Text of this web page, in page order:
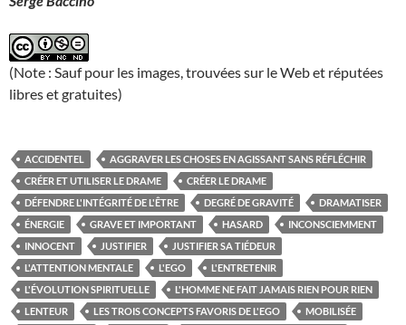
(Note : Sauf pour les images, trouvées sur le Web et réputées
libres et gratuites)
ACCIDENTEL
AGGRAVER LES CHOSES EN AGISSANT SANS RÉFLÉCHIR
CRÉER ET UTILISER LE DRAME
CRÉER LE DRAME
DÉFENDRE L'INTÉGRITÉ DE L'ÊTRE
DEGRÉ DE GRAVITÉ
DRAMATISER
ÉNERGIE
GRAVE ET IMPORTANT HASARD
INCONSCIEMMENT
INNOCENT
JUSTIFIER
JUSTIFIER SA TIÉDEUR
L'ATTENTION MENTALE
L'EGO
L'ENTRETENIR
L'ÉVOLUTION SPIRITUELLE
L'HOMME NE FAIT JAMAIS RIEN POUR RIEN
LENTEUR
LES TROIS CONCEPTS FAVORIS DE L'EGO
MOBILISÉE